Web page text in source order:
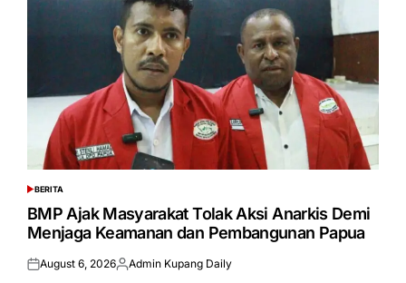
POSTED
IN
BERITA
BMP Ajak Masyarakat Tolak Aksi Anarkis Demi
Menjaga Keamanan dan Pembangunan Papua
Posted
August 6, 2026Posted
Admin Kupang Daily